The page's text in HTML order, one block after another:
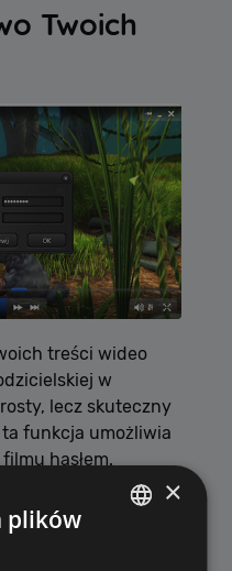
Twoich
treści wideo
w
lecz skuteczny
funkcja umożliwia
hasłem.
wystarczy nacisnąć
hasło.
chciał
×
plików